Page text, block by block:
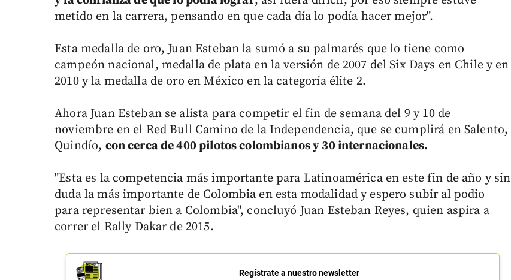
metido en la carrera, pensando en que cada día lo podía hacer mejor".
Esta medalla de oro, Juan Esteban la sumó a su palmarés que lo tiene como
campeón nacional, medalla de plata en la versión de 2007 del Six Days en Chile y en
2010 y la medalla de oro en México en la categoría élite 2.
Ahora Juan Esteban se alista para competir el fin de semana del 9 y 10 de
noviembre en el Red Bull Camino de la Independencia, que se cumplirá en Salento,
Quindío, con cerca de 400 pilotos colombianos y 30 internacionales.
"Esta es la competencia más importante para Latinoamérica en este fin de año y sin
duda la más importante de Colombia en esta modalidad y espero subir al podio
para representar bien a Colombia", concluyó Juan Esteban Reyes, quien aspira a
correr el Rally Dakar de 2015.
Regístrate a nuestro newsletter